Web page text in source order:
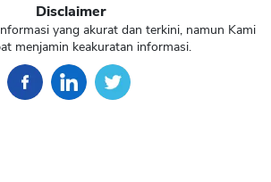
Disclaimer
yang akurat dan terkini, namun Kami
menjamin keakuratan informasi.